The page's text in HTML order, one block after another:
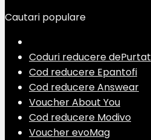
Cautari populare
Coduri reducere dePurtat
Cod reducere Epantofi
Cod reducere Answear
Voucher About You
Cod reducere Modivo
Voucher evoMag